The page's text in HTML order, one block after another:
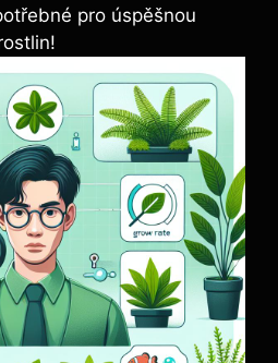
pro ‌úspěšnou